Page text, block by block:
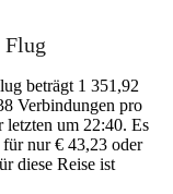
Flug
beträgt 1 351,92
Verbindungen pro
letzten um 22:40. Es
nur € 43,23 oder
diese Reise ist